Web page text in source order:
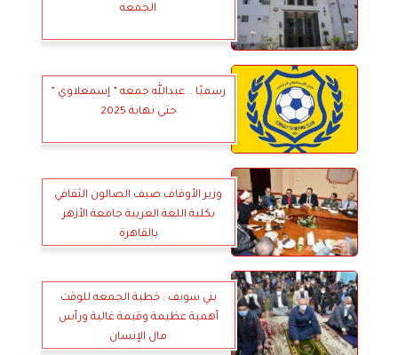
الجمعه
رسميًا .. عبدالله جمعه ” إسمعلاوي ”
حتى نهاية 2025
وزير الأوقاف ضيف الصالون الثقافي
بكلية اللغة العربية جامعة الأزهر
بالقاهرة
بني سويف : خطبة الجمعه للوقت
أهمية عظيمة وقيمة غالية ورأس
مال الإنسان